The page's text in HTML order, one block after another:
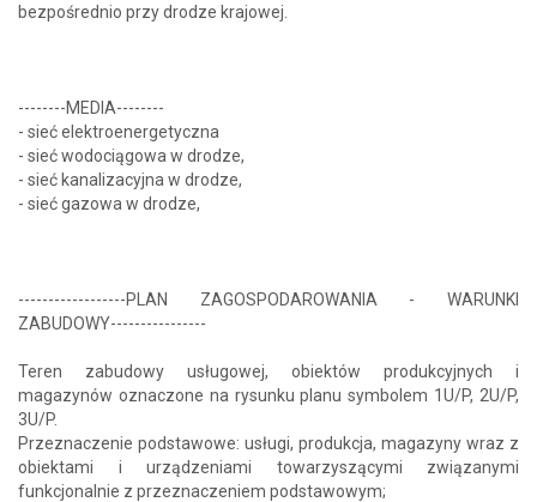
bezpośrednio przy drodze krajowej.
-⁠-⁠-⁠-⁠-⁠-⁠-⁠-⁠MEDIA-⁠-⁠-⁠-⁠-⁠-⁠-⁠-⁠
- sieć elektroenergetyczna
- sieć wodociągowa w drodze,
- sieć kanalizacyjna w drodze,
- sieć gazowa w drodze,
------------------PLAN ZAGOSPODAROWANIA - WARUNKI
ZABUDOWY----------------
Teren zabudowy usługowej, obiektów produkcyjnych i
magazynów oznaczone na rysunku planu symbolem 1U/P, 2U/P,
3U/P.
Przeznaczenie podstawowe: usługi, produkcja, magazyny wraz z
obiektami i urządzeniami towarzyszącymi związanymi
funkcjonalnie z przeznaczeniem podstawowym;